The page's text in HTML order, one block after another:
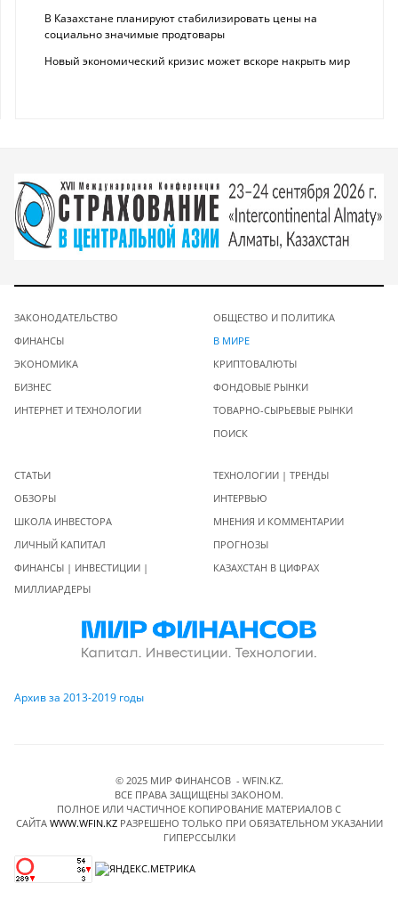
В Казахстане планируют стабилизировать цены на
социально значимые продтовары
Новый экономический кризис может вскоре накрыть мир
ЗАКОНОДАТЕЛЬСТВО
ФИНАНСЫ
ЭКОНОМИКА
БИЗНЕС
ИНТЕРНЕТ И ТЕХНОЛОГИИ
ОБЩЕСТВО И ПОЛИТИКА
В МИРЕ
КРИПТОВАЛЮТЫ
ФОНДОВЫЕ РЫНКИ
ТОВАРНО-СЫРЬЕВЫЕ РЫНКИ
ПОИСК
СТАТЬИ
ОБЗОРЫ
ШКОЛА ИНВЕСТОРА
ЛИЧНЫЙ КАПИТАЛ
ФИНАНСЫ | ИНВЕСТИЦИИ |
МИЛЛИАРДЕРЫ
ТЕХНОЛОГИИ | ТРЕНДЫ
ИНТЕРВЬЮ
МНЕНИЯ И КОММЕНТАРИИ
ПРОГНОЗЫ
КАЗАХСТАН В ЦИФРАХ
Архив за 2013-2019 годы
© 2025 МИР ФИНАНСОВ - WFIN.KZ.
ВСЕ ПРАВА ЗАЩИЩЕНЫ ЗАКОНОМ.
ПОЛНОЕ ИЛИ ЧАСТИЧНОЕ КОПИРОВАНИЕ МАТЕРИАЛОВ C
САЙТА WWW.WFIN.KZРАЗРЕШЕНО ТОЛЬКО ПРИ ОБЯЗАТЕЛЬНОМ УКАЗАНИИ
ГИПЕРССЫЛКИ